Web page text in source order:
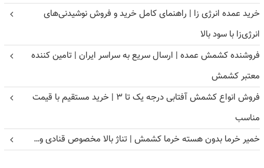
خرید عمده انرژی زا | راهنمای کامل خرید و فروش نوشیدنی‌های
انرژی‌زا با سود بالا
فروشنده کشمش عمده | ارسال سریع به سراسر ایران | تامین کننده
معتبر کشمش
فروش انواع کشمش آفتابی درجه یک تا ۳ | خرید مستقیم با قیمت
مناسب
خمیر خرما بدون هسته خرما کشمش | تناژ بالا مخصوص قنادی و…